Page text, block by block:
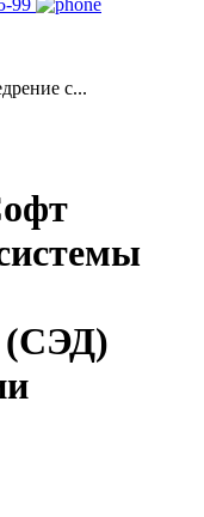
99
с...
(СЭД)